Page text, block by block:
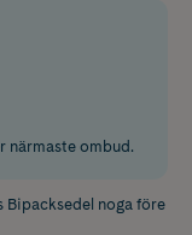
närmaste ombud.
Bipacksedel noga före